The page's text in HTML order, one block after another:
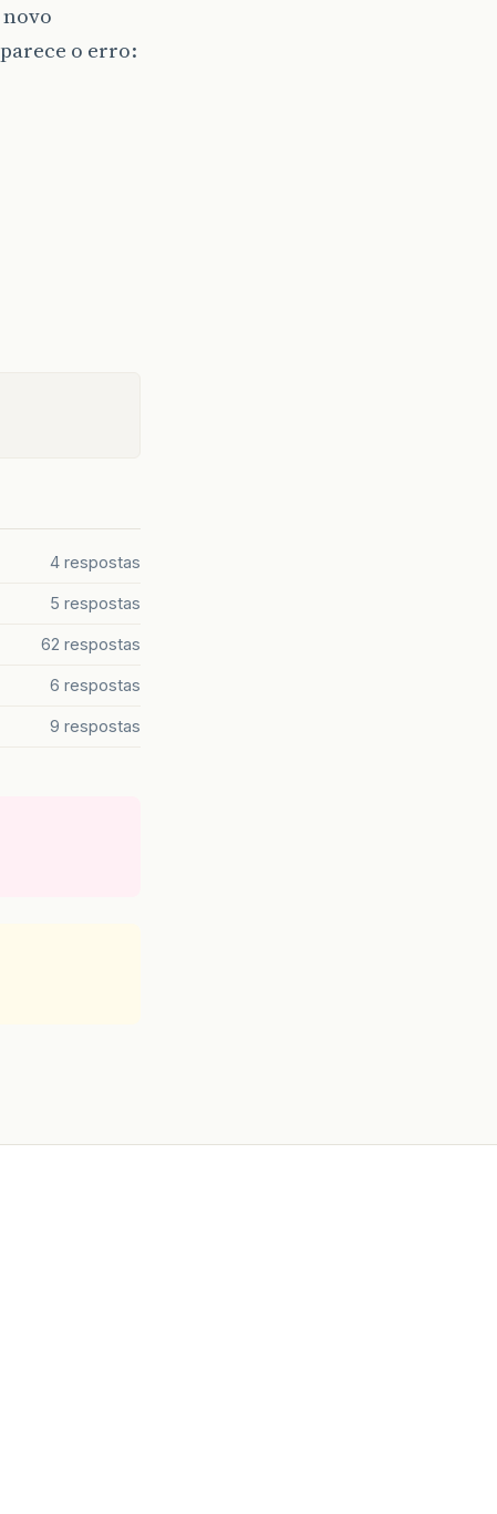
o erro:
4 respostas
5 respostas
62 respostas
6 respostas
9 respostas